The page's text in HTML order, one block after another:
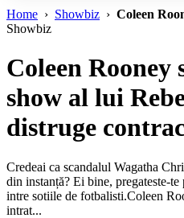
Home › Showbiz › Coleen
Showbiz
Coleen Rooney
show al lui
distruge
Credeai ca scandalul Wagatha
din instanță? Ei bine, pregateste-
intre sotiile de fotbalisti.Coleen
intrat...